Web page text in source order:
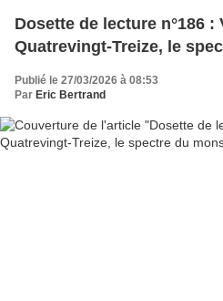
Dosette de lecture n°186 :
Quatrevingt-Treize, le
Publié le 27/03/2026 à 08:53
Par Eric Bertrand